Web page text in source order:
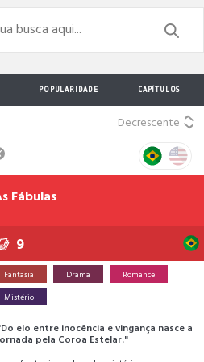
POPULARIDADE CAPÍTULOS
Decrescente
Fábulas
9
Fantasia Drama
Romance
Mistério
elo entre inocência e vingança nasce a
pela Coroa Estelar."